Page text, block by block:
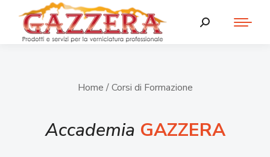
Home / Corsi di Formazione
Accademia GAZZERA